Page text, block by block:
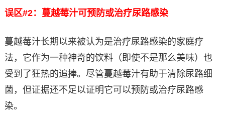
误区#2：蔓越莓汁可预防或治疗尿路感染
蔓越莓汁长期以来被认为是治疗尿路感染的家庭疗
法，它作为一种神奇的饮料（即使不是那么美味）也
受到了狂热的追捧。尽管蔓越莓汁有助于清除尿路细
菌，但证据还不足以证明它可以预防或治疗尿路感
染。